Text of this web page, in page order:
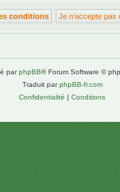
parphpBB® Forum Software ©
Traduit parphpBB-fr.com
Confidentialité | Conditions